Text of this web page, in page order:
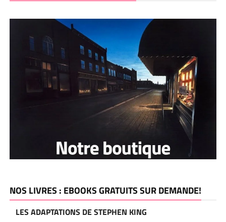
NOS LIVRES : EBOOKS GRATUITS SUR DEMANDE!
LES ADAPTATIONS DE STEPHEN KING